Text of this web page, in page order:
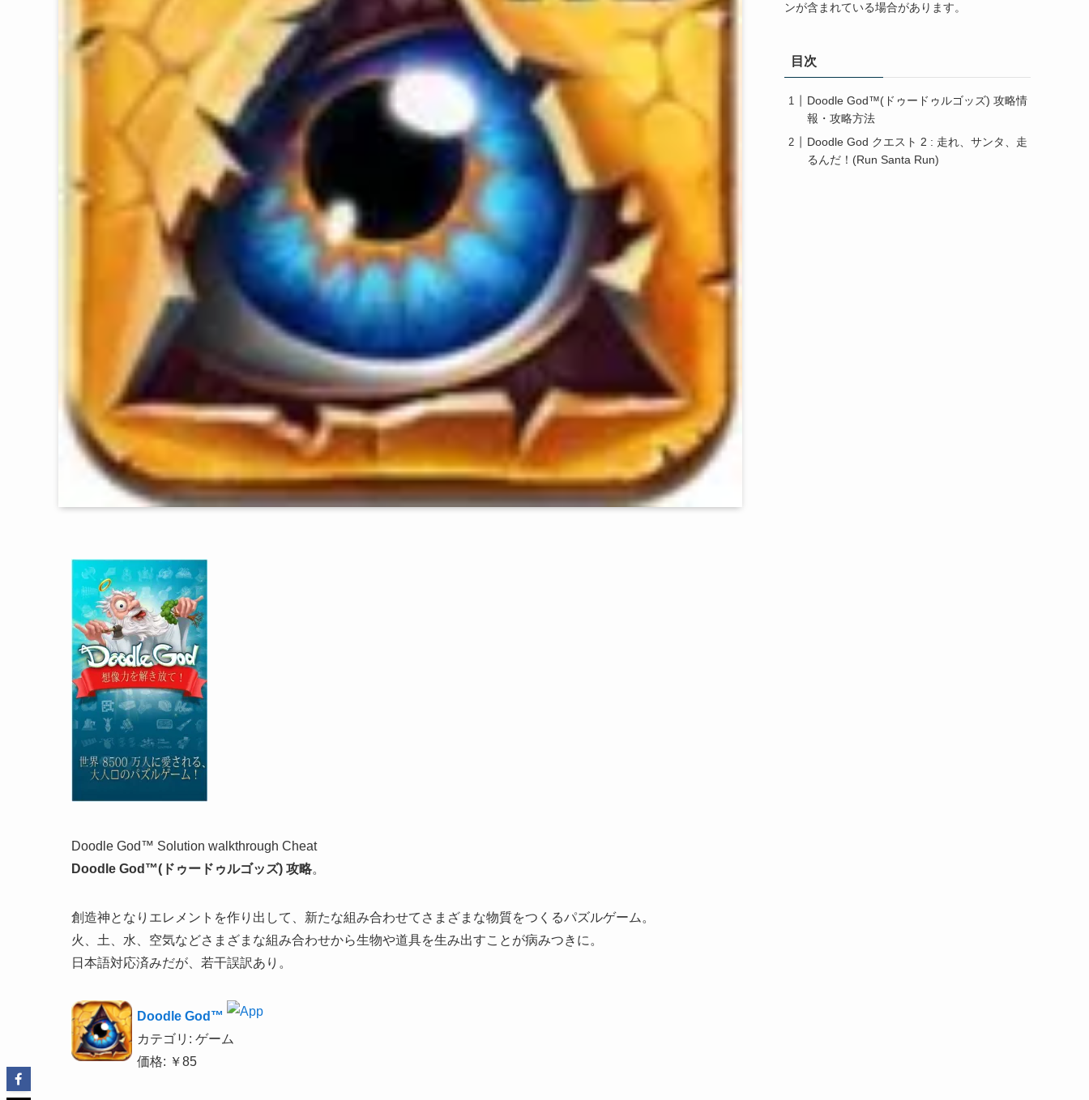
Doodle God™ Solution walkthrough Cheat
Doodle God™(ドゥードゥルゴッズ) 攻略。
創造神となりエレメントを作り出して、新たな組み合わせてさまざまな物質をつくるパズルゲーム。
火、土、水、空気などさまざまな組み合わせから生物や道具を生み出すことが病みつきに。
日本語対応済みだが、若干誤訳あり。
Doodle God™
カテゴリ: ゲーム
価格: ￥85
ンが含まれている場合があります。
目次
Doodle God™(ドゥードゥルゴッズ) 攻略情
報・攻略方法
Doodle God クエスト 2 : 走れ、サンタ、走
るんだ！(Run Santa Run)